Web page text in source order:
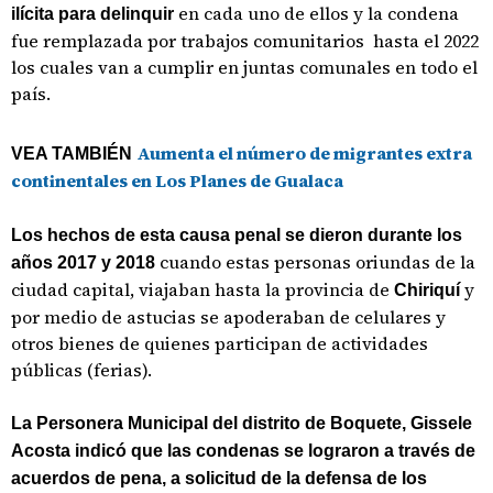
ilícita para delinquir en cada uno de ellos y la condena
fue remplazada por trabajos comunitarios hasta el 2022
los cuales van a cumplir en juntas comunales en todo el
país.
VEA TAMBIÉN Aumenta el número de migrantes extra
continentales en Los Planes de Gualaca
Los hechos de esta causa penal se dieron durante los
años 2017 y 2018 cuando estas personas oriundas de la
ciudad capital, viajaban hasta la provincia de Chiriquí y
por medio de astucias se apoderaban de celulares y
otros bienes de quienes participan de actividades
públicas (ferias).
La Personera Municipal del distrito de Boquete, Gissele
Acosta indicó que las condenas se lograron a través de
acuerdos de pena, a solicitud de la defensa de los